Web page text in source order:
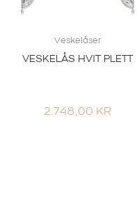
Veskelåser
VESKELÅS HVIT PLETT
2.748,00 KR